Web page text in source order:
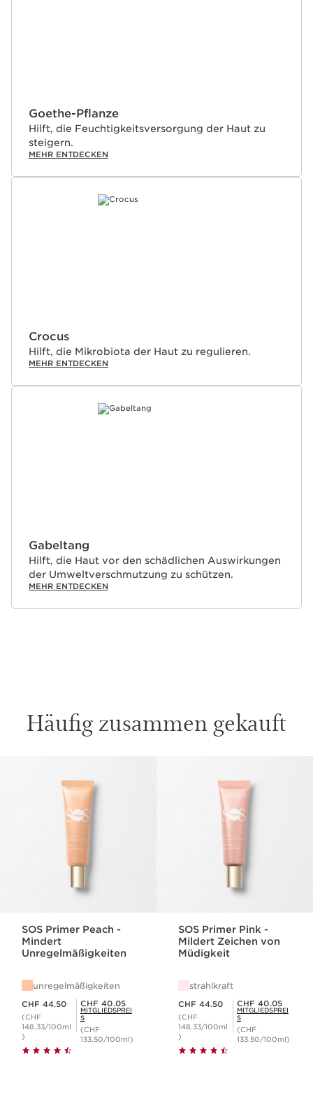
Goethe-Pflanze
Hilft, die Feuchtigkeitsversorgung der Haut zu
steigern.
MEHR ENTDECKEN
Crocus
Hilft, die Mikrobiota der Haut zu regulieren.
MEHR ENTDECKEN
Gabeltang
Hilft, die Haut vor den schädlichen Auswirkungen
der Umweltverschmutzung zu schützen.
MEHR ENTDECKEN
Häufig zusammen gekauft
SOS Primer Peach -
Mindert
Unregelmäßigkeiten
unregelmäßigkeiten
CHF 44.50
(CHF
148.33/100ml
)
Mitgliederpreis CHF 40.05
CHF 40.05
MITGLIEDSPREI
S
(CHF
133.50/100ml)
SOS Primer Pink -
Mildert Zeichen von
Müdigkeit
strahlkraft
CHF 44.50
(CHF
148.33/100ml
)
Mitgliederpreis CHF 40.05
CHF 40.05
MITGLIEDSPREI
S
(CHF
133.50/100ml)